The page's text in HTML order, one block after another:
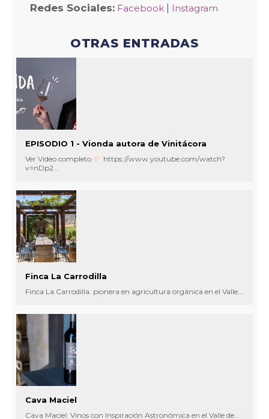
Redes Sociales: Facebook Instagram
OTRAS ENTRADAS
EPISODIO 1 - Vionda autora de Vinitácora
Ver Video completo
https://www.youtube.com/watch?
v=nDp2...
Finca La Carrodilla
Finca La Carrodilla: pionera en agricultura orgánica en el Valle...
Cava Maciel
Cava Maciel: Vinos con Inspiración Astronómica en el Valle de...